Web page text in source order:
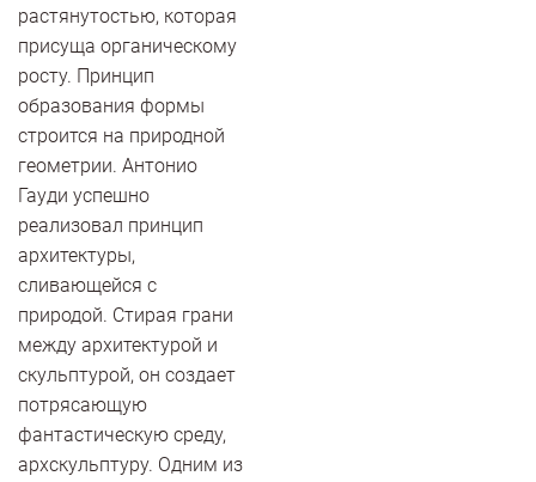
растянутостью, которая
присуща органическому
росту. Принцип
образования формы
строится на природной
геометрии. Антонио
Гауди успешно
реализовал принцип
архитектуры,
сливающейся с
природой. Стирая грани
между архитектурой и
скульптурой, он создает
потрясающую
фантастическую среду,
архскульптуру. Одним из